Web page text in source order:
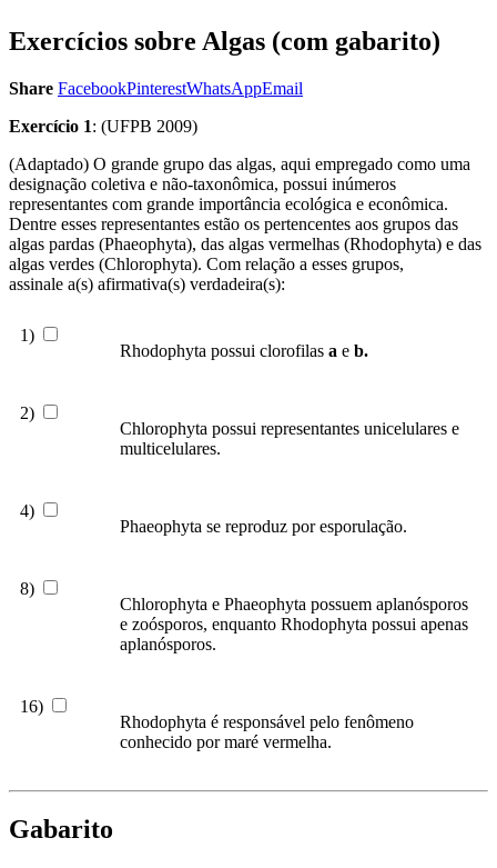
Exercícios sobre Algas (com gabarito)
Share FacebookPinterestWhatsAppEmail
Exercício 1: (UFPB 2009)
(Adaptado) O grande grupo das algas, aqui empregado como uma
designação coletiva e não‑taxonômica, possui inúmeros
representantes com grande importância ecológica e econômica.
Dentre esses representantes estão os pertencentes aos grupos das
algas pardas (Phaeophyta), das algas vermelhas (Rhodophyta) e das
algas verdes (Chlorophyta). Com relação a esses grupos,
assinale a(s) afirmativa(s) verdadeira(s):
1)
Rhodophyta possui clorofilas a e b.
2)
Chlorophyta possui representantes unicelulares e
multicelulares.
4)
Phaeophyta se reproduz por esporulação.
8)
Chlorophyta e Phaeophyta possuem aplanósporos
e zoósporos, enquanto Rhodophyta possui apenas
aplanósporos.
16)
Rhodophyta é responsável pelo fenômeno
conhecido por maré vermelha.
Gabarito